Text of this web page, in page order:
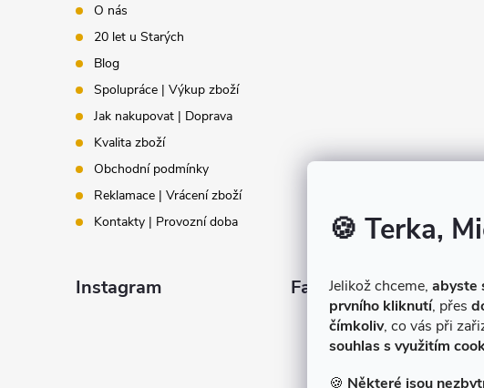
🍪 Terka,
Jelikož chceme, abyste
prvního kliknutí, přes
čímkoliv, co vás při
souhlas s využitím
🍪 Některé jsou
O nás
20 let u Starých
Blog
Spolupráce | Výkup zboží
Jak nakupovat | Doprava
Kvalita zboží
Obchodní podmínky
Reklamace | Vrácení zboží
Kontakty | Provozní doba
Instagram Facebook